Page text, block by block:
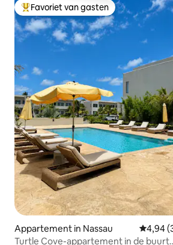
Topfavoriet van gasten
Favoriet van gasten
Appartement in Nassau
4,94
Turtle Cove-appartement in de buurt